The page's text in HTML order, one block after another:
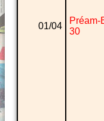
01/04
Préam-
30